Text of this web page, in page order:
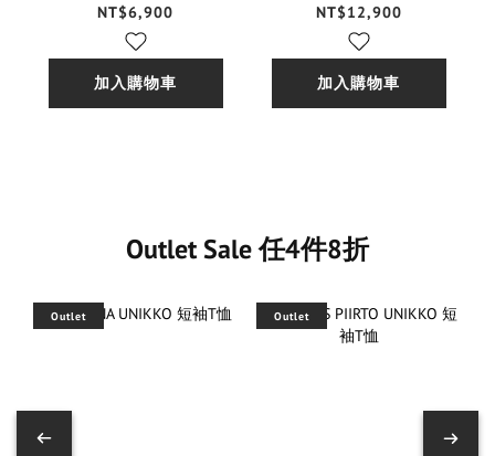
NT$6,900
加入購物車
NT$12,900
加入購物車
Outlet Sale 任4件8折
Outlet Outlet